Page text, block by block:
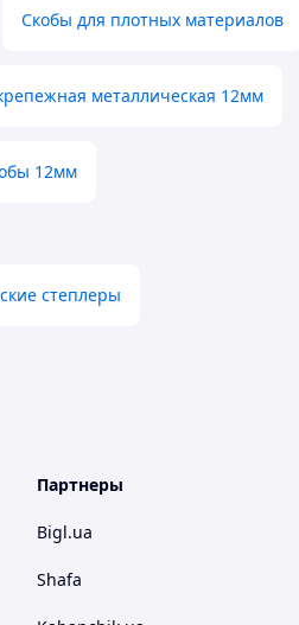
Скобы для плотных материалов
металлическая 12мм
12мм
степлеры
Партнеры
Bigl.ua
Shafa